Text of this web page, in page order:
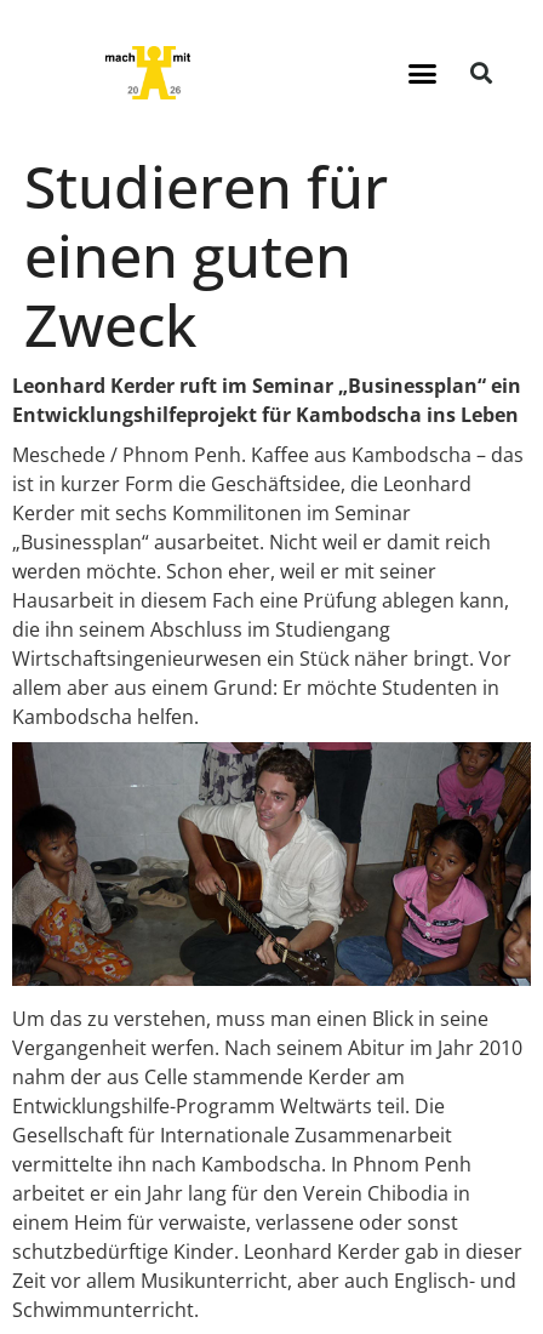
Studieren für
einen guten
Zweck
Leonhard Kerder ruft im Seminar „Businessplan“ ein
Entwicklungshilfeprojekt für Kambodscha ins Leben
Meschede / Phnom Penh. Kaffee aus Kambodscha – das
ist in kurzer Form die Geschäftsidee, die Leonhard
Kerder mit sechs Kommilitonen im Seminar
„Businessplan“ ausarbeitet. Nicht weil er damit reich
werden möchte. Schon eher, weil er mit seiner
Hausarbeit in diesem Fach eine Prüfung ablegen kann,
die ihn seinem Abschluss im Studiengang
Wirtschaftsingenieurwesen ein Stück näher bringt. Vor
allem aber aus einem Grund: Er möchte Studenten in
Kambodscha helfen.
Um das zu verstehen, muss man einen Blick in seine
Vergangenheit werfen. Nach seinem Abitur im Jahr 2010
nahm der aus Celle stammende Kerder am
Entwicklungshilfe-Programm Weltwärts teil. Die
Gesellschaft für Internationale Zusammenarbeit
vermittelte ihn nach Kambodscha. In Phnom Penh
arbeitet er ein Jahr lang für den Verein Chibodia in
einem Heim für verwaiste, verlassene oder sonst
schutzbedürftige Kinder. Leonhard Kerder gab in dieser
Zeit vor allem Musikunterricht, aber auch Englisch- und
Schwimmunterricht.